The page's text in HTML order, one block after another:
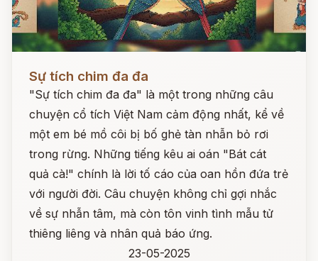
Sự tích chim đa đa
"Sự tích chim đa đa" là một trong những câu
chuyện cổ tích Việt Nam cảm động nhất, kể về
một em bé mồ côi bị bố ghẻ tàn nhẫn bỏ rơi
trong rừng. Những tiếng kêu ai oán "Bát cát
quả cà!" chính là lời tố cáo của oan hồn đứa trẻ
với người đời. Câu chuyện không chỉ gợi nhắc
về sự nhẫn tâm, mà còn tôn vinh tình mẫu tử
thiêng liêng và nhân quả báo ứng.
23-05-2025